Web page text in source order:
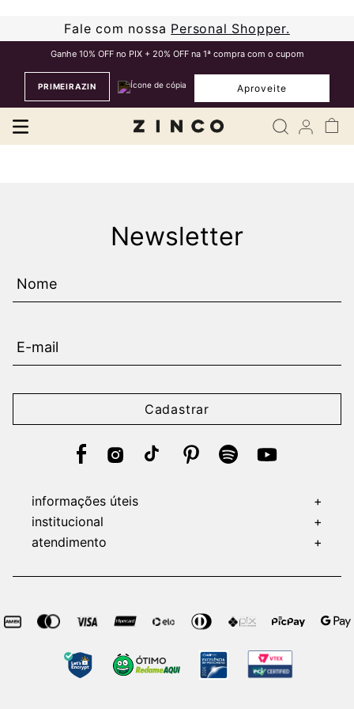
Fale com nossa Personal Shopper.
Ganhe 10% OFF no PIX + 20% OFF na 1ª compra com o cupom
PRIMEIRAZIN Aproveite
Newsletter
Cadastrar
informações úteis
+
institucional
+
atendimento
+